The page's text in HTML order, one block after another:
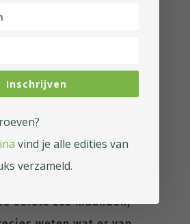
Bij Rocketsourcers
dat alles, zoals
en inloggegevens, op
eerste zes maanden,
Inschrijven
vind je alle edities van
verzameld.